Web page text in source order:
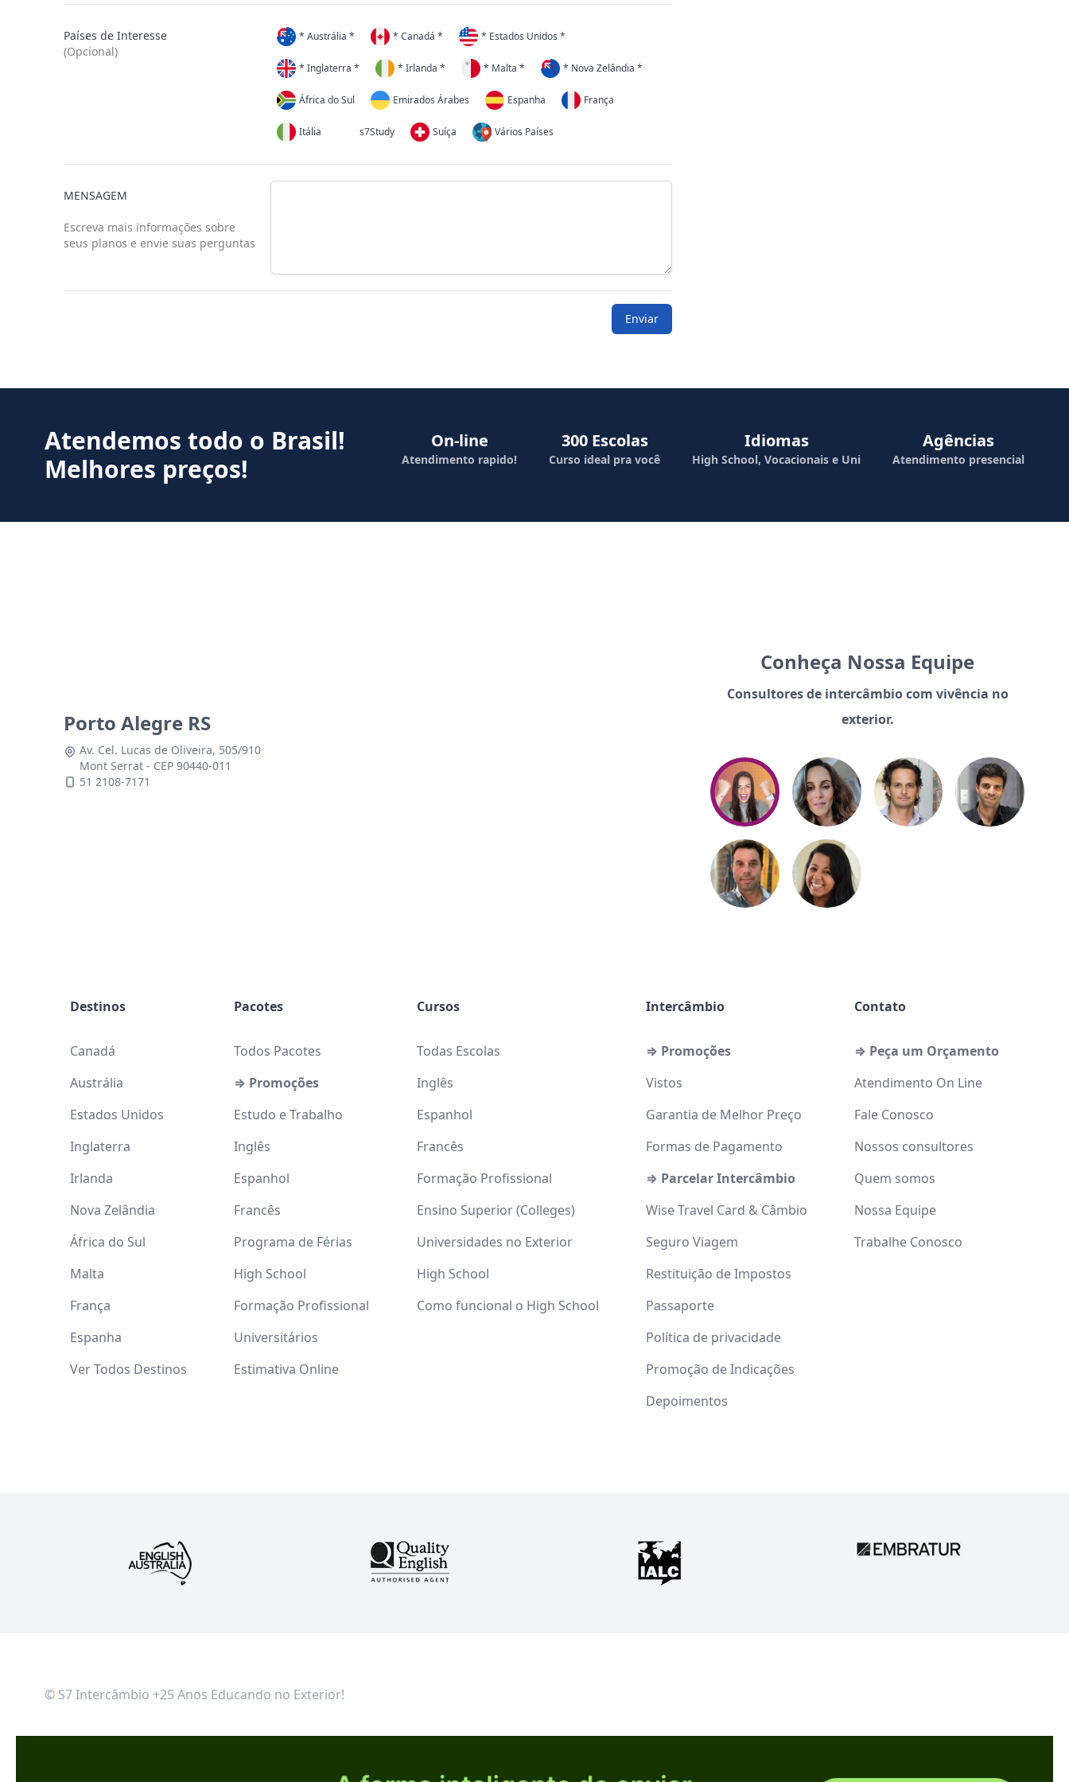
Países de Interesse
(Opcional)
* Austrália * * Canadá * * Estados Unidos *
* Inglaterra * * Irlanda * * Malta * * Nova Zelândia *
África do Sul Emirados Árabes Espanha França
Itália s7Study Suíça Vários Países
MENSAGEM
Escreva mais informações sobre
seus planos e envie suas perguntas
Enviar
Atendemos todo o Brasil!
Melhores preços!
On-line
Atendimento rapido!
300 Escolas
Curso ideal pra você
Idiomas
High School, Vocacionais e Uni
Agências
Atendimento presencial
Porto Alegre RS
Av. Cel. Lucas de Oliveira, 505/910
Mont Serrat - CEP 90440-011
51 2108-7171
Conheça Nossa Equipe
Consultores de intercâmbio com vivência no
exterior.
Destinos
Canadá
Austrália
Estados Unidos
Inglaterra
Irlanda
Nova Zelândia
África do Sul
Malta
França
Espanha
Ver Todos Destinos
Pacotes
Todos Pacotes
⇒ Promoções
Estudo e Trabalho
Inglês
Espanhol
Francês
Programa de Férias
High School
Formação Profissional
Universitários
Estimativa Online
Cursos
Todas Escolas
Inglês
Espanhol
Francês
Formação Profissional
Ensino Superior (Colleges)
Universidades no Exterior
High School
Como funcional o High School
Intercâmbio
⇒ Promoções
Vistos
Garantia de Melhor Preço
Formas de Pagamento
⇒ Parcelar Intercâmbio
Wise Travel Card & Câmbio
Seguro Viagem
Restituição de Impostos
Passaporte
Política de privacidade
Promoção de Indicações
Depoimentos
Contato
⇒ Peça um Orçamento
Atendimento On Line
Fale Conosco
Nossos consultores
Quem somos
Nossa Equipe
Trabalhe Conosco
© S7 Intercâmbio +25 Anos Educando no Exterior!